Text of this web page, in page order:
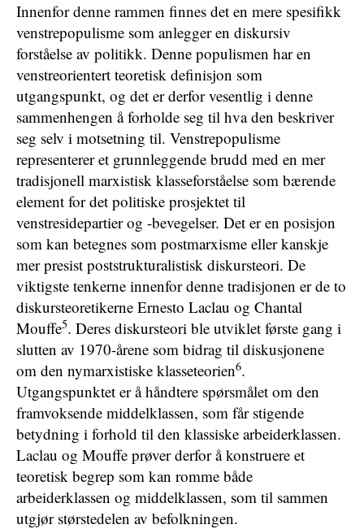
Innenfor denne rammen finnes det en mere spesifikk
venstrepopulisme som anlegger en diskursiv
forståelse av politikk. Denne populismen har en
venstreorientert teoretisk definisjon som
utgangspunkt, og det er derfor vesentlig i denne
sammenhengen å forholde seg til hva den beskriver
seg selv i motsetning til. Venstrepopulisme
representerer et grunnleggende brudd med en mer
tradisjonell marxistisk klasseforståelse som bærende
element for det politiske prosjektet til
venstresidepartier og -bevegelser. Det er en posisjon
som kan betegnes som postmarxisme eller kanskje
mer presist poststrukturalistisk diskursteori. De
viktigste tenkerne innenfor denne tradisjonen er de to
diskursteoretikerne Ernesto Laclau og Chantal
Mouffe5. Deres diskursteori ble utviklet første gang i
slutten av 1970-årene som bidrag til diskusjonene
om den nymarxistiske klasseteorien6.
Utgangspunktet er å håndtere spørsmålet om den
framvoksende middelklassen, som får stigende
betydning i forhold til den klassiske arbeiderklassen.
Laclau og Mouffe prøver derfor å konstruere et
teoretisk begrep som kan romme både
arbeiderklassen og middelklassen, som til sammen
utgjør størstedelen av befolkningen.